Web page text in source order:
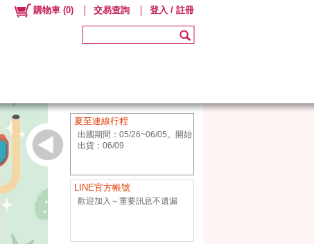
購物車 (0) 交易查詢 登入 / 註冊
夏至連線行程
出國期間：05/26~06/05。開始
出貨：06/09
LINE官方帳號
歡迎加入～重要訊息不遺漏